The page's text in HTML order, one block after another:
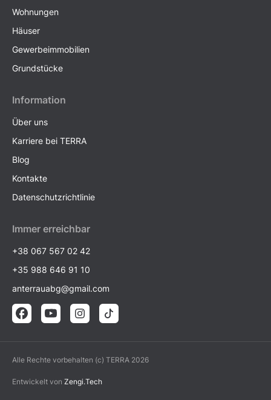
Wohnungen
Häuser
Gewerbeimmobilien
Grundstücke
Information
Über uns
Karriere bei TERRA
Blog
Kontakte
Datenschutzrichtlinie
Immer erreichbar
+38 067 567 02 42
+35 988 646 91 10
anterrauabg@gmail.com
Alle Rechte vorbehalten (c) TERRA 2026
Entwickelt von Zengi.Tech